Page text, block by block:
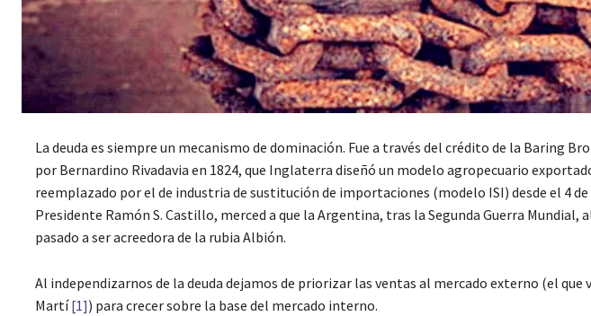
La deuda es siempre un mecanismo de dominación. Fue a través del crédito de la Baring
por Bernardino Rivadavia en 1824, que Inglaterra diseñó un modelo agropecuario
reemplazado por el de industria de sustitución de importaciones (modelo ISI) desde el 4
Presidente Ramón S. Castillo, merced a que la Argentina, tras la Segunda Guerra
pasado a ser acreedora de la rubia Albión.
Al independizarnos de la deuda dejamos de priorizar las ventas al mercado externo (el que
Martí[1]) para crecer sobre la base del mercado interno.